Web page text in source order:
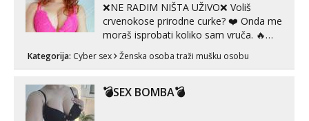
❌NE RADIM NIŠTA UŽIVO❌ Voliš
crvenokose prirodne curke? ❤️ Onda me
moraš isprobati koliko sam vruča.‎ ️‍🔥
MLADA vražica koja ima 100%
prorodne grudi, 💦 Misli su mi uvijek
U mojoj raznolikoj ponudi možeš
Kategorija: Cyber sex Ženska osoba traži mušku osobu
💣SEX BOMBA💣